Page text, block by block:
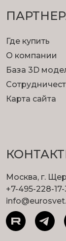
Где купить
О компании
База 3D
Карта сайта
Москва, г.
+7-495-228-